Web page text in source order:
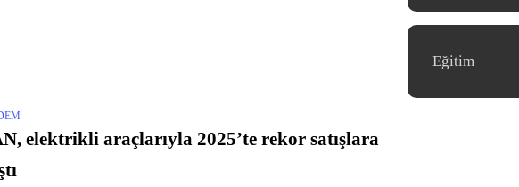
elektrikli araçlarıyla 2025’te rekor satışlara
Eğitim